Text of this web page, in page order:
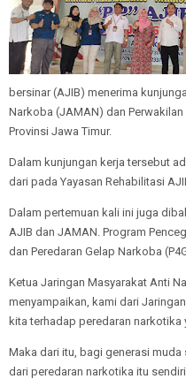
bersinar (AJIB) menerima
Narkoba (JAMAN) dan
Provinsi Jawa Timur.
Dalam kunjungan kerja tersebut
dari pada Yayasan Rehabilitasi
Dalam pertemuan kali ini juga
AJIB dan JAMAN. Program
dan Peredaran Gelap Narkoba
Ketua Jaringan Masyarakat Anti
menyampaikan, kami dari
kita terhadap peredaran
Maka dari itu, bagi generasi
dari peredaran narkotika itu